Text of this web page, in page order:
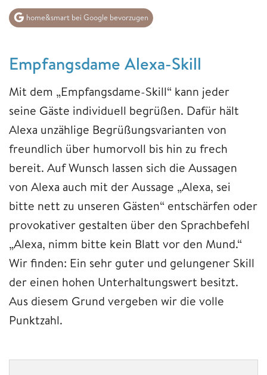
home&smart bei Google bevorzugen
Empfangsdame Alexa-Skill
Mit dem „Empfangsdame-Skill“ kann jeder
seine Gäste individuell begrüßen. Dafür hält
Alexa unzählige Begrüßungsvarianten von
freundlich über humorvoll bis hin zu frech
bereit. Auf Wunsch lassen sich die Aussagen
von Alexa auch mit der Aussage „Alexa, sei
bitte nett zu unseren Gästen“ entschärfen oder
provokativer gestalten über den Sprachbefehl
„Alexa, nimm bitte kein Blatt vor den Mund.“
Wir finden: Ein sehr guter und gelungener Skill
der einen hohen Unterhaltungswert besitzt.
Aus diesem Grund vergeben wir die volle
Punktzahl.